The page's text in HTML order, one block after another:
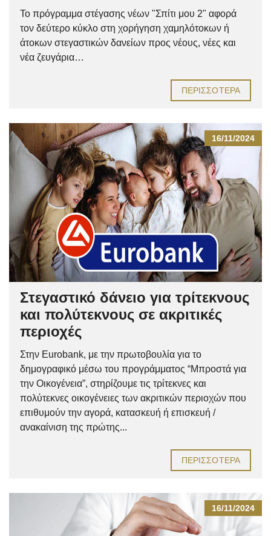
Το πρόγραμμα στέγασης νέων "Σπίτι μου 2" αφορά
τον δεύτερο κύκλο στη χορήγηση χαμηλότοκων ή
άτοκων στεγαστικών δανείων προς νέους, νέες και
νέα ζευγάρια…
ΠΕΡΙΣΣΌΤΕΡΑ
16/11/2024
Στεγαστικό δάνειο για τρίτεκνους
και πολύτεκνους σε ακριτικές
περιοχές
Στην Eurobank, με την πρωτοβουλία για το
δημογραφικό μέσω του προγράμματος “Μπροστά για
την Οικογένεια”, στηρίζουμε τις τρίτεκνες και
πολύτεκνες οικογένειες των ακριτικών περιοχών που
επιθυμούν την αγορά, κατασκευή ή επισκευή /
ανακαίνιση της πρώτης...
ΠΕΡΙΣΣΌΤΕΡΑ
16/11/2024